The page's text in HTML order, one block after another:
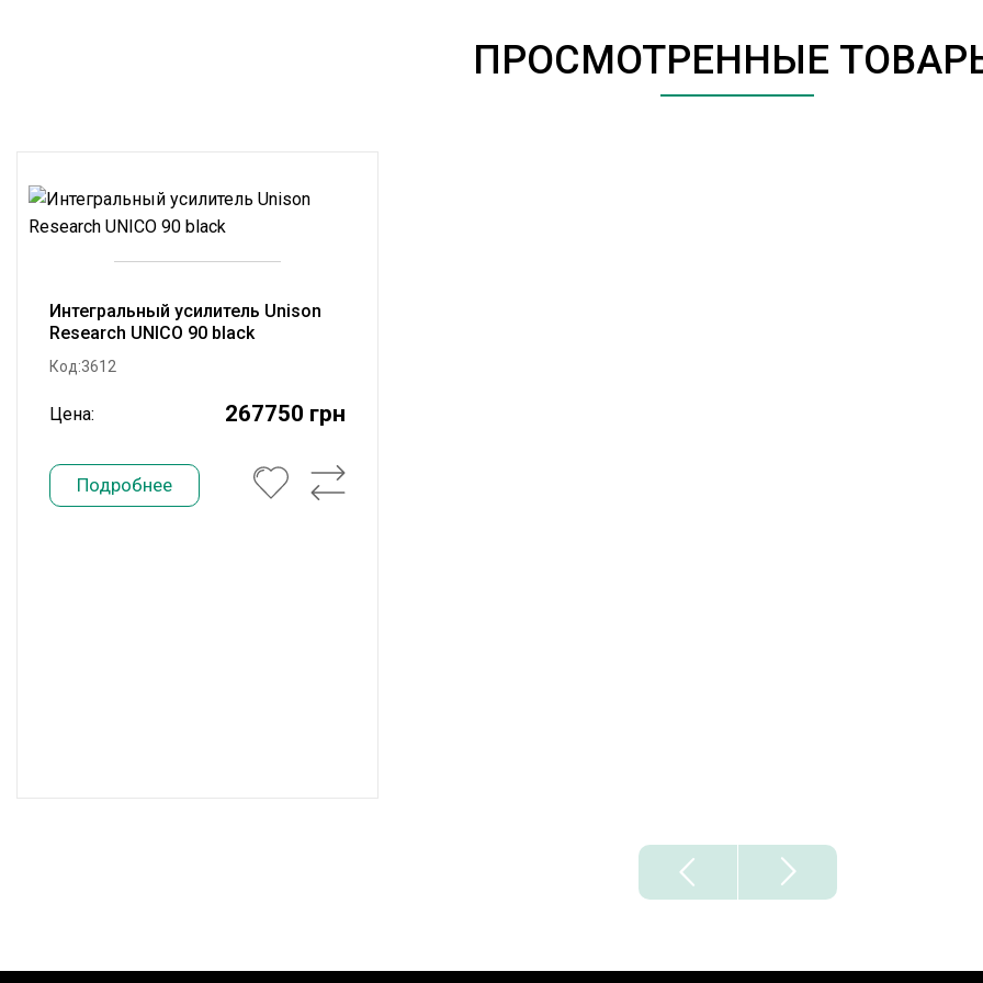
ПРОСМОТРЕННЫЕ
Интегральный усилитель Unison
Research UNICO 90 black
Код:3612
Цена: 267750 грн
Подробнее